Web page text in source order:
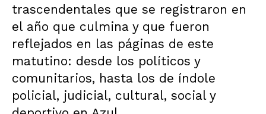
trascendentales que se registraron en
el año que culmina y que fueron
reflejados en las páginas de este
matutino: desde los políticos y
comunitarios, hasta los de índole
policial, judicial, cultural, social y